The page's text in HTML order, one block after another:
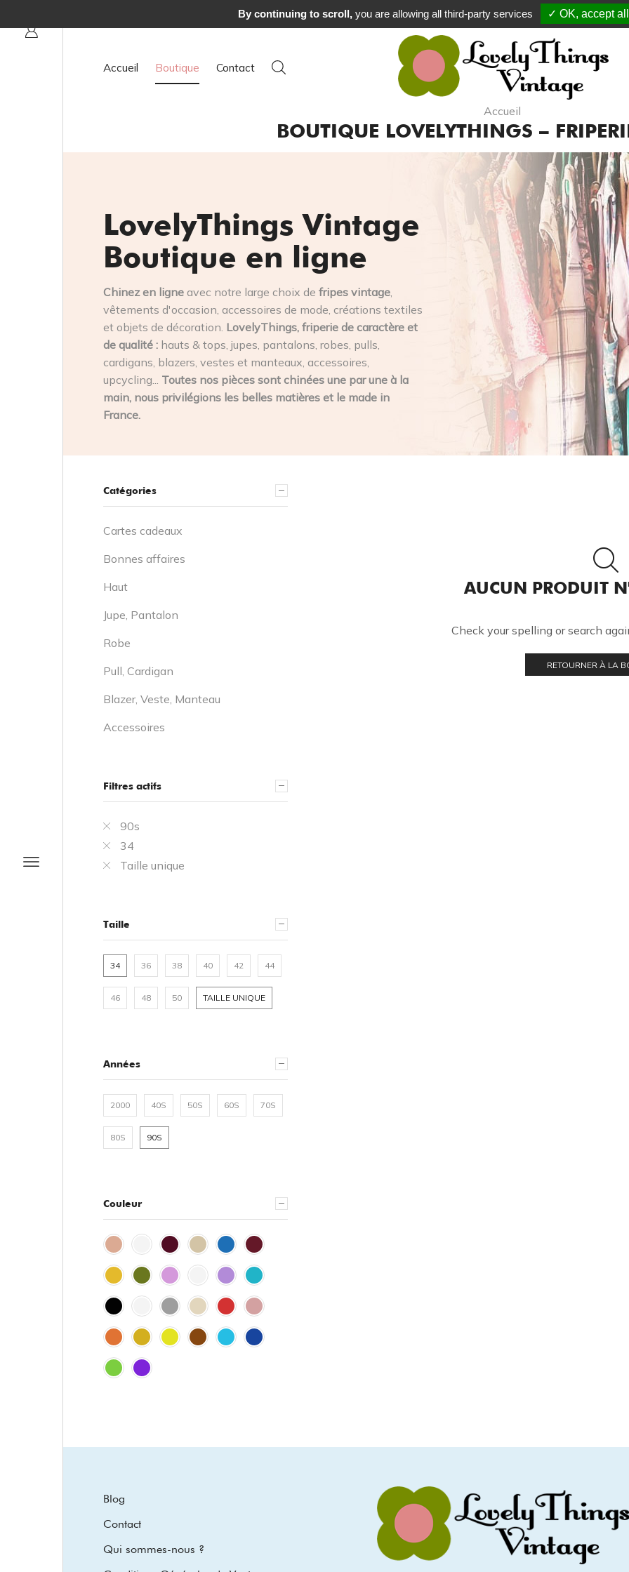
Accueil Boutique Contact
Accueil
BOUTIQUE LOVELYTHINGS –
LovelyThings Vintage
Boutique en ligne
Chinez en ligne avec notre large choix de fripes vintage,
vêtements d'occasion, accessoires de mode, créations textiles
et objets de décoration. LovelyThings, friperie de caractère et
de qualité : hauts & tops, jupes, pantalons, robes, pulls,
cardigans, blazers, vestes et manteaux, accessoires,
upcycling... Toutes nos pièces sont chinées une par une à la
main, nous privilégions les belles matières et le made in
France.
AUCUN PRODUIT
Check your spelling or search
RETOURNER À LA
Catégories
Cartes cadeaux
Bonnes affaires
Haut
Jupe, Pantalon
Robe
Pull, Cardigan
Blazer, Veste, Manteau
Accessoires
Filtres actifs
90s
34
Taille unique
Taille
34 36 38 40 42 44
46 48 50 TAILLE UNIQUE
Années
2000 40S 50S 60S 70S
80S 90S
Couleur
Blog
Contact
Qui sommes-nous ?
By continuing to scroll,you are allowing all third-party services ✓ OK, accept all